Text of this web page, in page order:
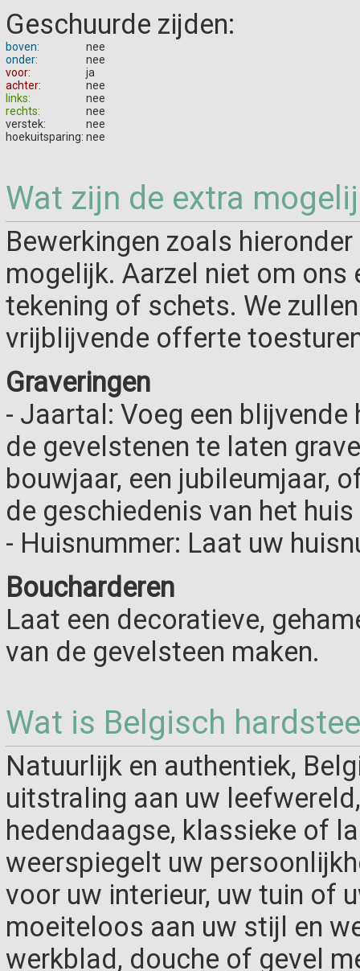
Geschuurde zijden:
boven:
nee
onder:
nee
voor:
ja
achter:
nee
links:
nee
rechts:
nee
verstek:
nee
hoekuitsparing: nee
Wat zijn de extra
Bewerkingen zoals
mogelijk. Aarzel niet om ons
tekening of schets. We
vrijblijvende offerte
Graveringen
- Jaartal: Voeg een
de gevelstenen te laten
bouwjaar, een jubileumjaar,
de geschiedenis van het
- Huisnummer: Laat uw
Boucharderen
Laat een decoratieve,
van de gevelsteen maken.
Wat is Belgisch
Natuurlijk en authentiek,
uitstraling aan uw
hedendaagse, klassieke of
weerspiegelt uw
voor uw interieur, uw tuin of
moeiteloos aan uw stijl en
werkblad, douche of gevel